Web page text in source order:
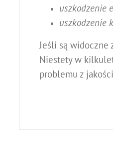
uszkodzenie
uszkodzenie
Jeśli są widoczne
Niestety w
problemu z